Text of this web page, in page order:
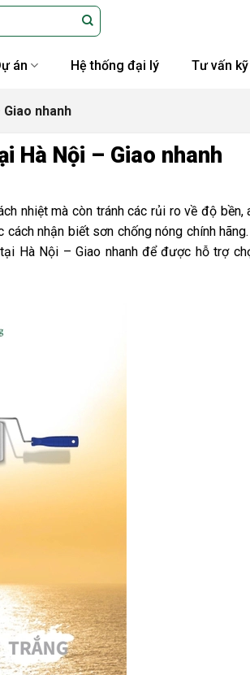
án Hệ thống đại lý Tư vấn
nhanh
Hà Nội – Giao nhanh
nhiệt mà còn tránh các rủi ro về độ bền,
nhận biết sơn chống nóng chính
Hà Nội – Giao nhanh để được hỗ trợ